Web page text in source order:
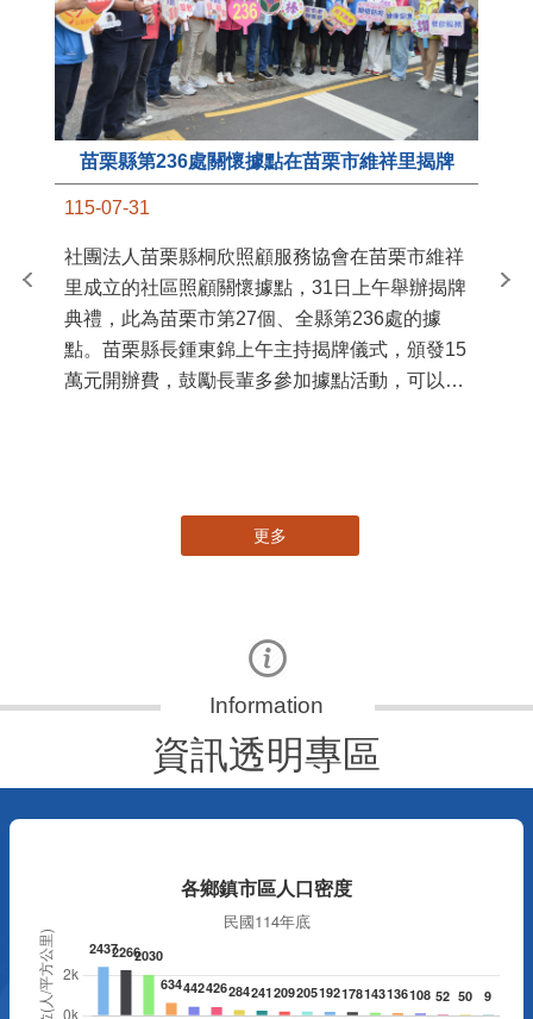
苗栗縣第236處關懷據點在苗栗市維祥里揭牌
115-07-31
社團法人苗栗縣桐欣照顧服務協會在苗栗市維祥
里成立的社區照顧關懷據點，31日上午舉辦揭牌
典禮，此為苗栗市第27個、全縣第236處的據
點。苗栗縣長鍾東錦上午主持揭牌儀式，頒發15
萬元開辦費，鼓勵長輩多參加據點活動，可以更
苗
更多
資訊透明專區